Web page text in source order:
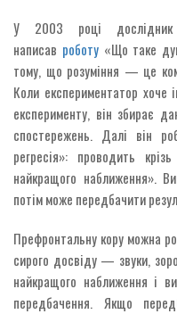
У 2003 році дослідник
написав роботу«Що таке
тому, що розуміння — це
Коли експериментатор хоче
експерименту, він збирає
спостережень. Далі він
регресія»: проводить
найкращого наближення».
потім може передбачити
Префронтальну кору можна
сирого досвіду — звуки,
найкращого наближення і
передбачення. Якщо